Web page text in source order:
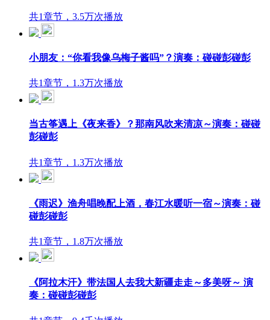
共1章节，3.5万次播放
小朋友：“你看我像乌梅子酱吗”？演奏：碰碰彭碰彭
共1章节，1.3万次播放
当古筝遇上《夜来香》？那南风吹来清凉～演奏：碰碰
彭碰彭
共1章节，1.3万次播放
《雨迟》渔舟唱晚配上酒，春江水暖听一宿～演奏：碰
碰彭碰彭
共1章节，1.8万次播放
《阿拉木汗》带法国人去我大新疆走走～多美呀～ 演
奏：碰碰彭碰彭